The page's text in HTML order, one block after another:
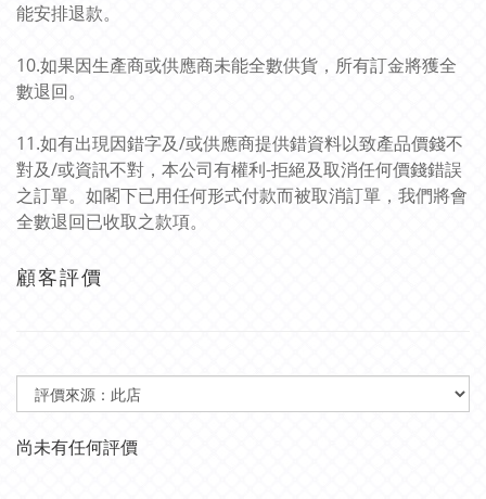
能安排退款。
10.如果因生產商或供應商未能全數供貨，所有訂金將獲全
數退回。
11.如有出現因錯字及/或供應商提供錯資料以致產品價錢不
對及/或資訊不對，本公司有權利-拒絕及取消任何價錢錯誤
之訂單。如閣下已用任何形式付款而被取消訂單，我們將會
全數退回已收取之款項。
顧客評價
尚未有任何評價